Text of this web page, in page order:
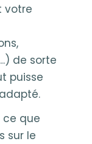
votre
de sorte
puisse
que
sur le